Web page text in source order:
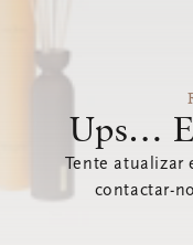
Ups…
Tente atualizar
contactar-